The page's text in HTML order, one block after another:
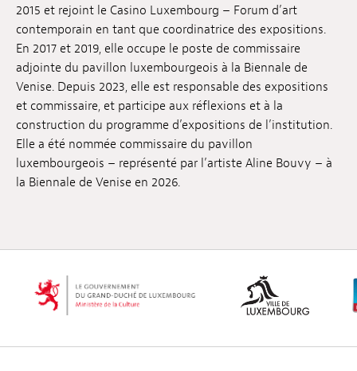
2015 et rejoint le Casino Luxembourg – Forum d’art
contemporain en tant que coordinatrice des expositions.
En 2017 et 2019, elle occupe le poste de commissaire
adjointe du pavillon luxembourgeois à la Biennale de
Venise. Depuis 2023, elle est responsable des expositions
et commissaire, et participe aux réflexions et à la
construction du programme d’expositions de l’institution.
Elle a été nommée commissaire du pavillon
luxembourgeois – représenté par l’artiste Aline Bouvy – à
la Biennale de Venise en 2026.